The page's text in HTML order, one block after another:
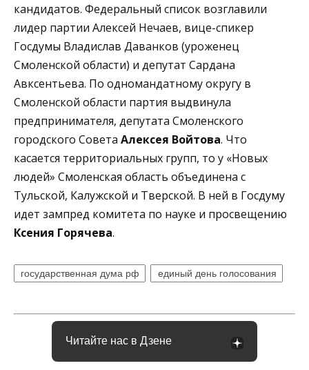
кандидатов. Федеральный список возглавили
лидер партии Алексей Нечаев, вице-спикер
Госдумы Владислав Даванков (уроженец
Смоленской области) и депутат Сардана
Авксентьева. По одномандатному округу в
Смоленской области партия выдвинула
предпринимателя, депутата Смоленского
городского Совета Алексея Войтова. Что
касается территориальных групп, то у «Новых
людей» Смоленская область объединена с
Тульской, Калужской и Тверской. В ней в Госдуму
идет зампред комитета по науке и просвещению
Ксения Горячева.
государственная дума рф единый день голосования
Читайте нас в Дзене